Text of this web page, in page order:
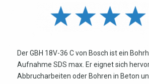
Der GBH 18V-36 C von Bosch ist ein
Aufnahme SDS max. Er eignet sich
Abbrucharbeiten oder Bohren in Beton